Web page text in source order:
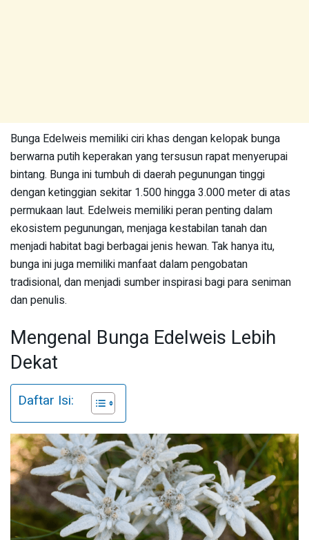
Bunga Edelweis memiliki ciri khas dengan kelopak bunga
berwarna putih keperakan yang tersusun rapat menyerupai
bintang. Bunga ini tumbuh di daerah pegunungan tinggi
dengan ketinggian sekitar 1.500 hingga 3.000 meter di atas
permukaan laut. Edelweis memiliki peran penting dalam
ekosistem pegunungan, menjaga kestabilan tanah dan
menjadi habitat bagi berbagai jenis hewan. Tak hanya itu,
bunga ini juga memiliki manfaat dalam pengobatan
tradisional, dan menjadi sumber inspirasi bagi para seniman
dan penulis.
Mengenal Bunga Edelweis Lebih
Dekat
Daftar Isi: